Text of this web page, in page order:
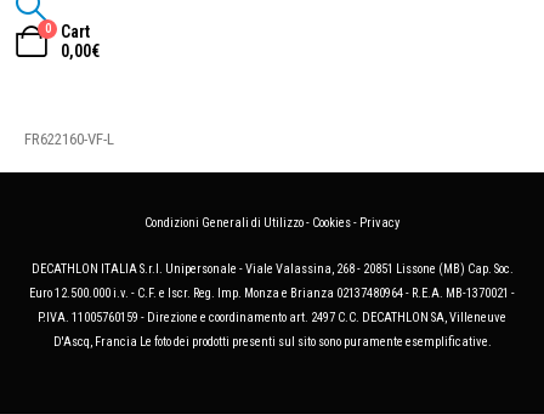
0
Cart
0,00€
FR622160-VF-L
Condizioni Generali di Utilizzo- Cookies- Privacy
DECATHLON ITALIA S.r.l. Unipersonale - Viale Valassina, 268 - 20851 Lissone (MB) Cap. Soc.
Euro 12.500.000 i.v. - C.F. e Iscr. Reg. Imp. Monza e Brianza 02137480964 - R.E.A. MB-1370021 -
P.IVA. 11005760159 - Direzione e coordinamento art. 2497 C.C. DECATHLON SA, Villeneuve
D'Ascq, Francia Le foto dei prodotti presenti sul sito sono puramente esemplificative.